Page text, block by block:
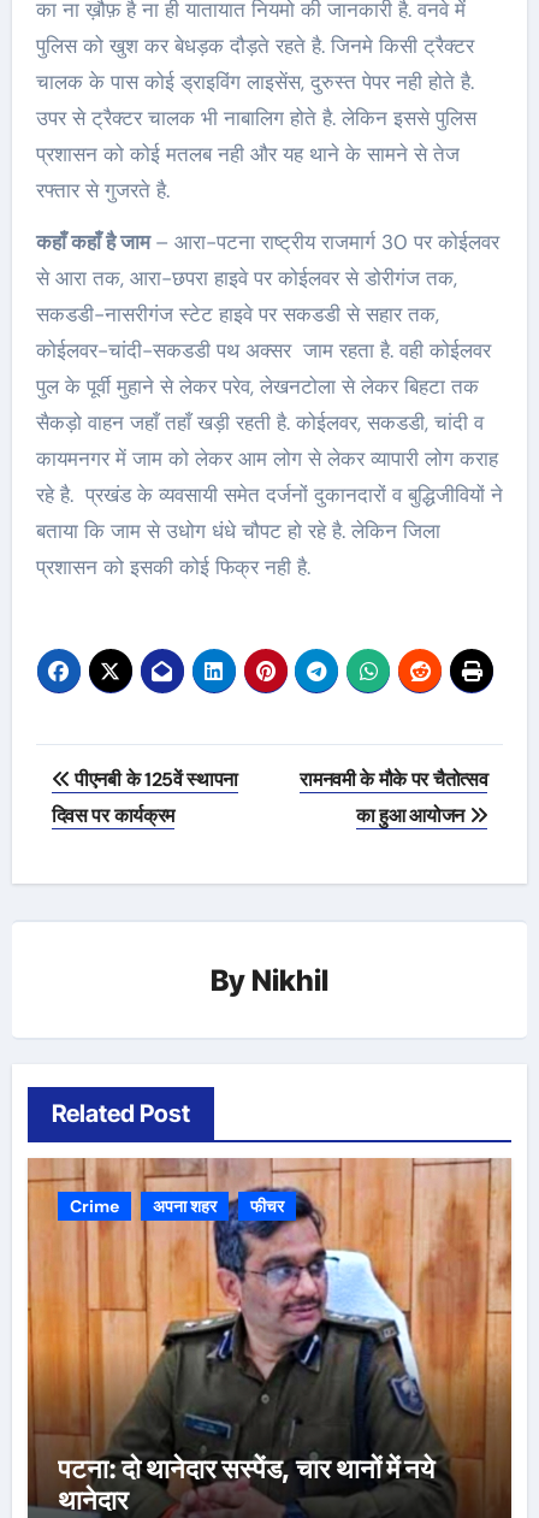
का ना ख़ौफ़ है ना ही यातायात नियमो की जानकारी है. वनवे में
पुलिस को खुश कर बेधड़क दौड़ते रहते है. जिनमे किसी ट्रैक्टर
चालक के पास कोई ड्राइविंग लाइसेंस, दुरुस्त पेपर नही होते है.
उपर से ट्रैक्टर चालक भी नाबालिग होते है. लेकिन इससे पुलिस
प्रशासन को कोई मतलब नही और यह थाने के सामने से तेज
रफ्तार से गुजरते है.
कहाँ कहाँ है जाम– आरा-पटना राष्ट्रीय राजमार्ग 30 पर कोईलवर
से आरा तक, आरा-छपरा हाइवे पर कोईलवर से डोरीगंज तक,
सकडडी-नासरीगंज स्टेट हाइवे पर सकडडी से सहार तक,
कोईलवर-चांदी-सकडडी पथ अक्सर जाम रहता है. वही कोईलवर
पुल के पूर्वी मुहाने से लेकर परेव, लेखनटोला से लेकर बिहटा तक
सैकड़ो वाहन जहाँ तहाँ खड़ी रहती है. कोईलवर, सकडडी, चांदी व
कायमनगर में जाम को लेकर आम लोग से लेकर व्यापारी लोग कराह
रहे है. प्रखंड के व्यवसायी समेत दर्जनों दुकानदारों व बुद्धिजीवियों ने
बताया कि जाम से उधोग धंधे चौपट हो रहे है. लेकिन जिला
प्रशासन को इसकी कोई फिक्र नही है.
Post
navigation
पीएनबी के 125वें स्थापना
दिवस पर कार्यक्रम
रामनवमी के मौके पर चैतोत्सव
का हुआ आयोजन
By Nikhil
Related Post
Crime अपना शहर फीचर
पटना: दो थानेदार सस्पेंड, चार थानों में नये
थानेदार